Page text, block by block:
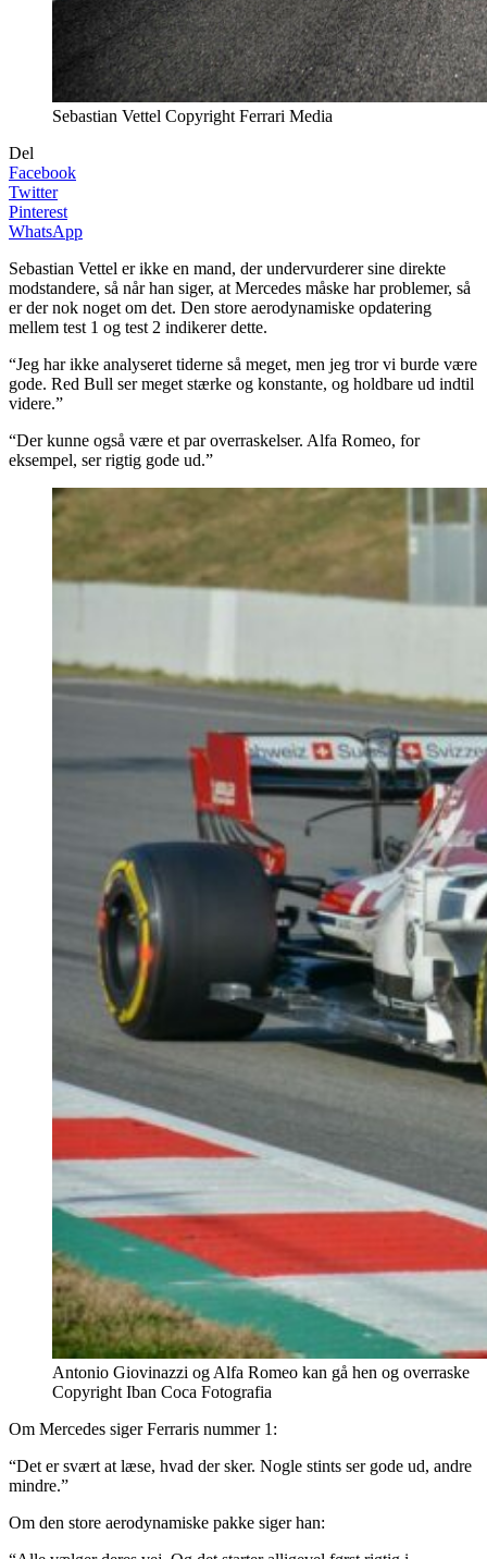
Sebastian Vettel Copyright Ferrari Media
Del
Facebook
Twitter
Pinterest
WhatsApp
Sebastian Vettel er ikke en mand, der undervurderer sine direkte
modstandere, så når han siger, at Mercedes måske har problemer, så
er der nok noget om det. Den store aerodynamiske opdatering
mellem test 1 og test 2 indikerer dette.
“Jeg har ikke analyseret tiderne så meget, men jeg tror vi burde være
gode. Red Bull ser meget stærke og konstante, og holdbare ud indtil
videre.”
“Der kunne også være et par overraskelser. Alfa Romeo, for
eksempel, ser rigtig gode ud.”
Antonio Giovinazzi og Alfa Romeo kan gå hen og overraske
Copyright Iban Coca Fotografia
Om Mercedes siger Ferraris nummer 1:
“Det er svært at læse, hvad der sker. Nogle stints ser gode ud, andre
mindre.”
Om den store aerodynamiske pakke siger han: